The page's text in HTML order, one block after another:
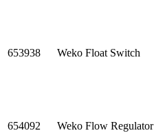
653938 Weko Float Switch
654092 Weko Flow Regulator